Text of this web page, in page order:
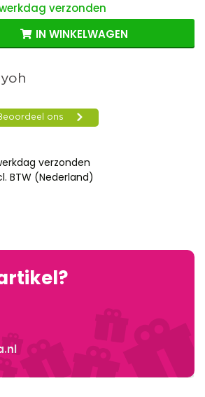
verzonden
IN WINKELWAGEN
verzonden
BTW (Nederland)